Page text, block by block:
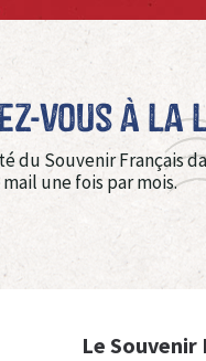
vous à La
du Souvenir Français
mail une fois par mois.
Le Souvenir